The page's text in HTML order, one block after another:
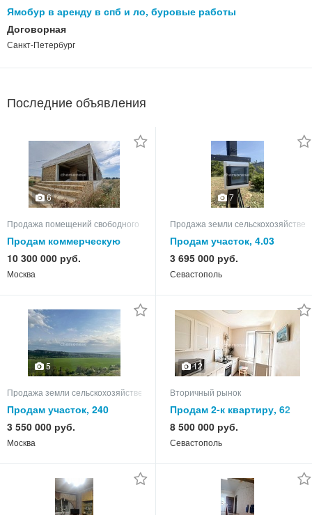
Ямобур в аренду в спб и ло, буровые работы
Договорная
Санкт-Петербург
Последние объявления
6
Продажа помещений свободного назначения
Продам коммерческую
недвижимость
10 300 000 руб.
Москва
7
Продажа земли
Продам участок, 4.03
3 695 000 руб.
Севастополь
5
Продажа земли сельскохозяйственного назначения
Продам участок, 240
3 550 000 руб.
Москва
12
Вторичный рынок
Продам 2-к квартиру, 62
кв.м, этаж 9 из 9
8 500 000 руб.
Севастополь